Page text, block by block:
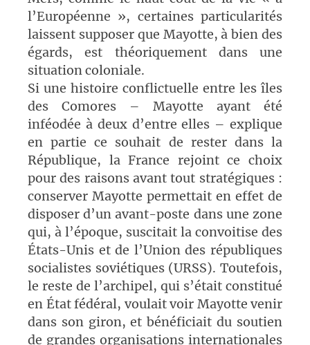
l’Européenne », certaines particularités
laissent supposer que Mayotte, à bien des
égards, est théoriquement dans une
situation coloniale.
Si une histoire conflictuelle entre les îles
des Comores – Mayotte ayant été
inféodée à deux d’entre elles – explique
en partie ce souhait de rester dans la
République, la France rejoint ce choix
pour des raisons avant tout stratégiques :
conserver Mayotte permettait en effet de
disposer d’un avant-poste dans une zone
qui, à l’époque, suscitait la convoitise des
États-Unis et de l’Union des républiques
socialistes soviétiques (URSS). Toutefois,
le reste de l’archipel, qui s’était constitué
en État fédéral, voulait voir Mayotte venir
dans son giron, et bénéficiait du soutien
de grandes organisations internationales